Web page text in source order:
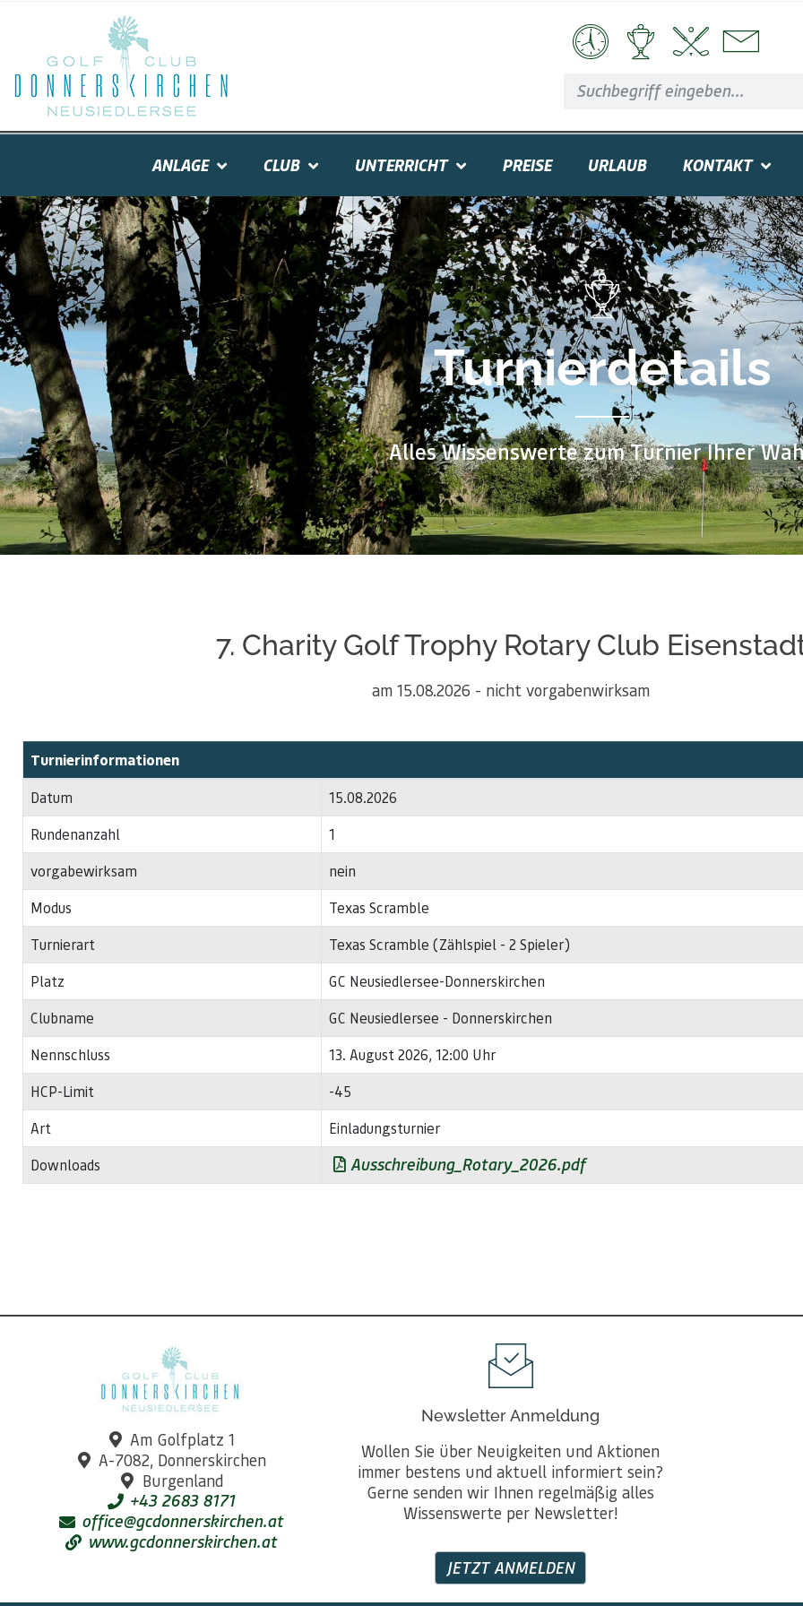
ANLAGE CLUB UNTERRICHT PREISE URLAUB KONTAKT
Turnierdetails
Alles Wissenswerte zum Turnier Ihrer
7. Charity Golf Trophy Rotary Club
am 15.08.2026 - nicht vorgabenwirksam
Turnierinformationen
Datum
15.08.2026
Rundenanzahl
1
vorgabewirksam
nein
Modus
Texas Scramble
Turnierart
Texas Scramble (Zählspiel - 2 Spieler)
Platz
GC Neusiedlersee-Donnerskirchen
Clubname
GC Neusiedlersee - Donnerskirchen
Nennschluss
13. August 2026, 12:00 Uhr
HCP-Limit
-45
Art
Einladungsturnier
Downloads
Ausschreibung_Rotary_2026.pdf
Am Golfplatz 1
A-7082, Donnerskirchen
Burgenland
+43 2683 8171
office@gcdonnerskirchen.at
www.gcdonnerskirchen.at
Newsletter Anmeldung
Wollen Sie über Neuigkeiten und Aktionen
immer bestens und aktuell informiert sein?
Gerne senden wir Ihnen regelmäßig alles
Wissenswerte per Newsletter!
JETZT ANMELDEN